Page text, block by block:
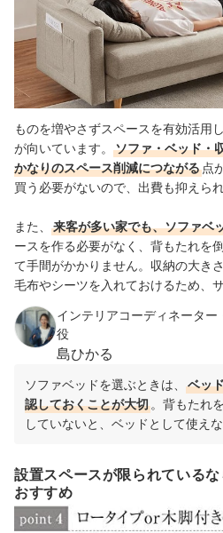
ものを増やさずスペースを有効活用
が向いています。
ソファ・ベッド・
かなりのスペース削減につながる 点
買う必要がないので、出費も抑えられ
また、 来客が多い家でも、ソファベ
ースを作る必要がなく、背もたれを
て手間がかかりません。収納の大き
毛布やシーツを入れておけるため、
インテリアコーディネータ
役
島ひかる
ソファベッドを選ぶときは、
ベッ
認しておくことが大切 。背もたれ
していないと、ベッドとして使え
設置スペースが限られている
おすすめ